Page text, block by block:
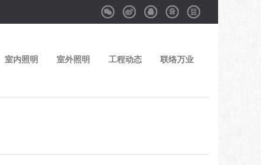
WeixinWeibo QQ Baidu Douban
室内照明 室外照明 工程动态 联络万业